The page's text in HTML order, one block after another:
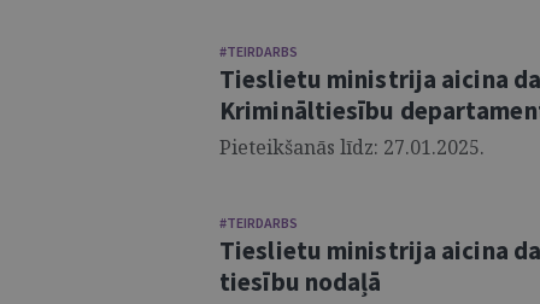
#TEIRDARBS
Tieslietu ministrija aicina
Krimināltiesību
Pieteikšanās līdz: 27.01.2025.
#TEIRDARBS
Tieslietu ministrija aicina
tiesību nodaļā